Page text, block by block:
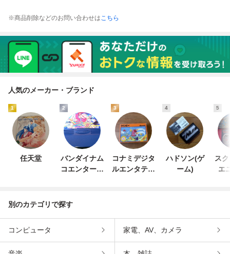
※商品削除などのお問い合わせはこちら
人気のメーカー・ブランド
1
任天堂
2
バンダイナム
コエンターテ
3
コナミデジタ
ルエンタテイ
4
ハドソン(ゲ
ーム)
5
ス
エ
別のカテゴリで探す
コンピュータ 家電、AV、カメラ